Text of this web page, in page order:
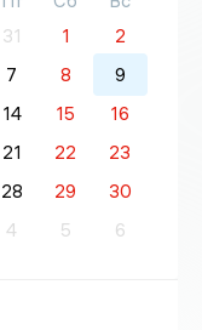
31 1
2
7 8
9
14 15
16
21 22
23
28 29
30
4 5 6